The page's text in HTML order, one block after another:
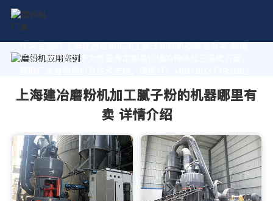
作为专业的 上海建冶磨粉机加工腻子粉的机器哪里有卖 制造
厂家，我们致力于为您量身定制高价值的粉体加工系统方案。
上海建冶磨粉机加工腻子粉的机器哪里有
卖 详情介绍